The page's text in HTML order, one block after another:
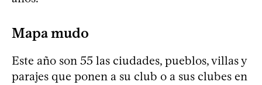
Mapa mudo
Este año son 55 las ciudades, pueblos, villas y
parajes que ponen a su club o a sus clubes en